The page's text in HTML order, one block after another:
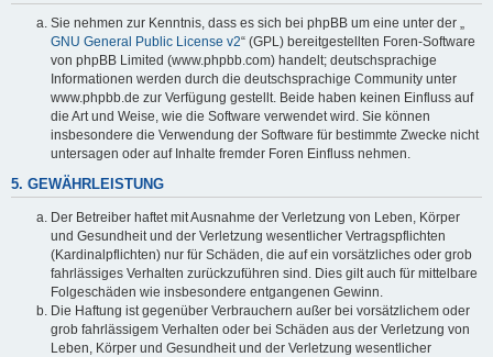
Sie nehmen zur Kenntnis, dass es sich bei phpBB um eine unter der „
GNU General Public License v2“ (GPL) bereitgestellten Foren-Software
von phpBB Limited (www.phpbb.com) handelt; deutschsprachige
Informationen werden durch die deutschsprachige Community unter
www.phpbb.de zur Verfügung gestellt. Beide haben keinen Einfluss auf
die Art und Weise, wie die Software verwendet wird. Sie können
insbesondere die Verwendung der Software für bestimmte Zwecke nicht
untersagen oder auf Inhalte fremder Foren Einfluss nehmen.
5. GEWÄHRLEISTUNG
Der Betreiber haftet mit Ausnahme der Verletzung von Leben, Körper
und Gesundheit und der Verletzung wesentlicher Vertragspflichten
(Kardinalpflichten) nur für Schäden, die auf ein vorsätzliches oder grob
fahrlässiges Verhalten zurückzuführen sind. Dies gilt auch für mittelbare
Folgeschäden wie insbesondere entgangenen Gewinn.
Die Haftung ist gegenüber Verbrauchern außer bei vorsätzlichem oder
grob fahrlässigem Verhalten oder bei Schäden aus der Verletzung von
Leben, Körper und Gesundheit und der Verletzung wesentlicher